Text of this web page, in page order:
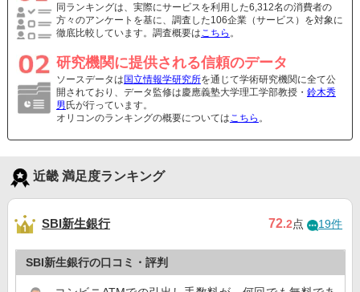
同ランキングは、実際にサービスを利用した6,312名の消費者の
方々のアンケートを基に、調査した106企業（サービス）を対象に
徹底比較しています。調査概要はこちら 。
研究機関に提供される信頼のデータ
ソースデータは 国立情報学研究所を通じて学術研究機関に全て公
開されており、データ監修は慶應義塾大学理工学部教授・ 鈴木秀
男 氏が行っています。
オリコンのランキングの概要についてはこちら 。
近畿 満足度ランキング
SBI新生銀行 72.2点 19件
SBI新生銀行の口コミ・評判